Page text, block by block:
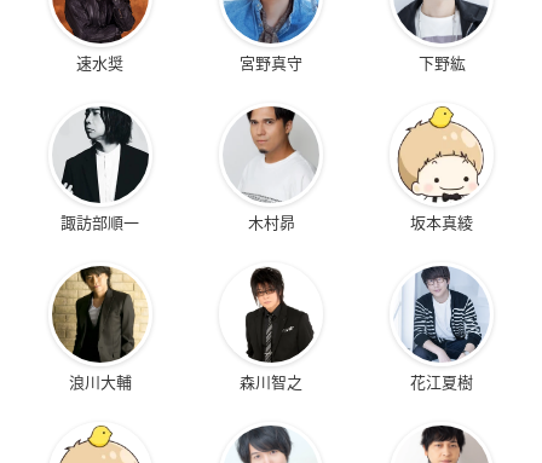
速水奨 宮野真守 下野紘
諏訪部順一 木村昴 坂本真綾
浪川大輔 森川智之 花江夏樹